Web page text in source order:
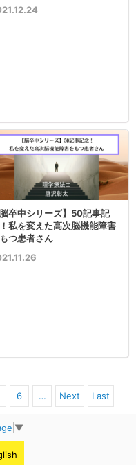
脳卒中シリーズ】50記事記
私を変えた高次脳機能障害
つ患者さん
6 … Next Last
▼